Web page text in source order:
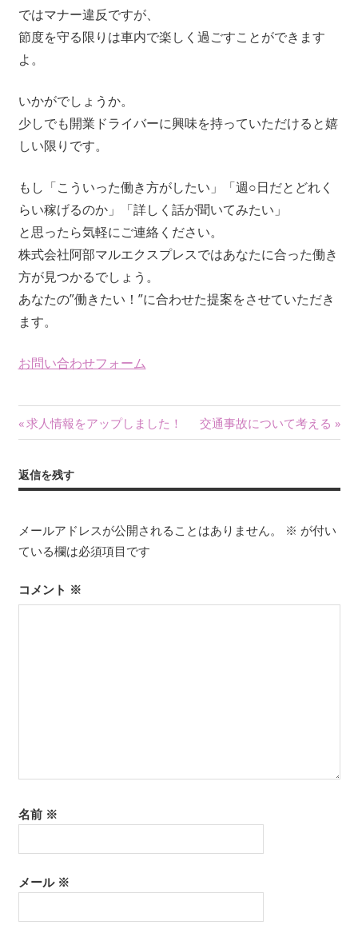
ではマナー違反ですが、
節度を守る限りは車内で楽しく過ごすことができます
よ。
いかがでしょうか。
少しでも開業ドライバーに興味を持っていただけると嬉
しい限りです。
もし「こういった働き方がしたい」「週○日だとどれく
らい稼げるのか」「詳しく話が聞いてみたい」
と思ったら気軽にご連絡ください。
株式会社阿部マルエクスプレスではあなたに合った働き
方が見つかるでしょう。
あなたの”働きたい！”に合わせた提案をさせていただき
ます。
お問い合わせフォーム
投
ナ
ビ
ゲ
ー
シ
前
の
事:
求人情報をアップしました！
次
の
事:
交通事故について考える
返信を残す
メールアドレスが公開されることはありません。 ※ が付い
ている欄は必須項目です
コメント ※
名前 ※
メール ※